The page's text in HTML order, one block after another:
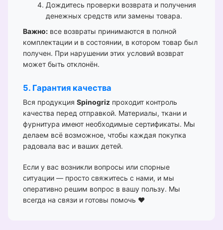
Дождитесь проверки возврата и получения
денежных средств или замены товара.
Важно: все возвраты принимаются в полной
комплектации и в состоянии, в котором товар был
получен. При нарушении этих условий возврат
может быть отклонён.
5. Гарантия качества
Вся продукция Spinogriz проходит контроль
качества перед отправкой. Материалы, ткани и
фурнитура имеют необходимые сертификаты. Мы
делаем всё возможное, чтобы каждая покупка
радовала вас и ваших детей.
Если у вас возникли вопросы или спорные
ситуации — просто свяжитесь с нами, и мы
оперативно решим вопрос в вашу пользу. Мы
всегда на связи и готовы помочь ❤️